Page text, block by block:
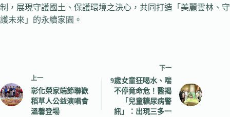
制，展現守護國土、保護環境之決心，共同打造「美麗雲林、守
護未來」的永續家園。
上一
彰化榮家端節聯歡
稻草人公益演唱會
溫馨登場
下一
9歲女童狂喝水、喘
不停竟命危！醫揭
「兒童糖尿病警
訊」：出現三多一